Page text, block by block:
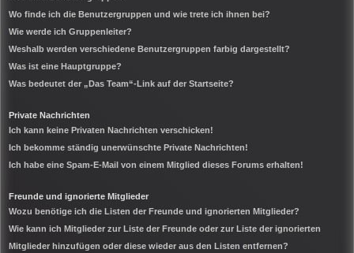
Wo finde ich die Benutzergruppen und wie trete ich ihnen bei?
Wie werde ich Gruppenleiter?
Weshalb werden verschiedene Benutzergruppen farbig dargestellt?
Was ist eine Hauptgruppe?
Was bedeutet der „Das Team“-Link auf der Startseite?
Private Nachrichten
Ich kann keine Privaten Nachrichten verschicken!
Ich bekomme ständig unerwünschte Private Nachrichten!
Ich habe eine Spam-E-Mail von einem Mitglied dieses Forums erhalten!
Freunde und ignorierte Mitglieder
Wozu benötige ich die Listen der Freunde und ignorierten Mitglieder?
Wie kann ich Mitglieder zur Liste der Freunde oder zur Liste der ignorierten
Mitglieder hinzufügen oder diese wieder aus den Listen entfernen?